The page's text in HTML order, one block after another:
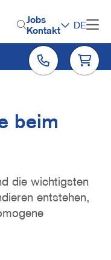
H
e
a
d
r
n
u
Jobs
Kontakt
DE
beim
die wichtigsten
entstehen,